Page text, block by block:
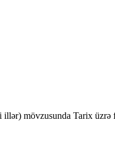
mövzusunda Tarix üzrə